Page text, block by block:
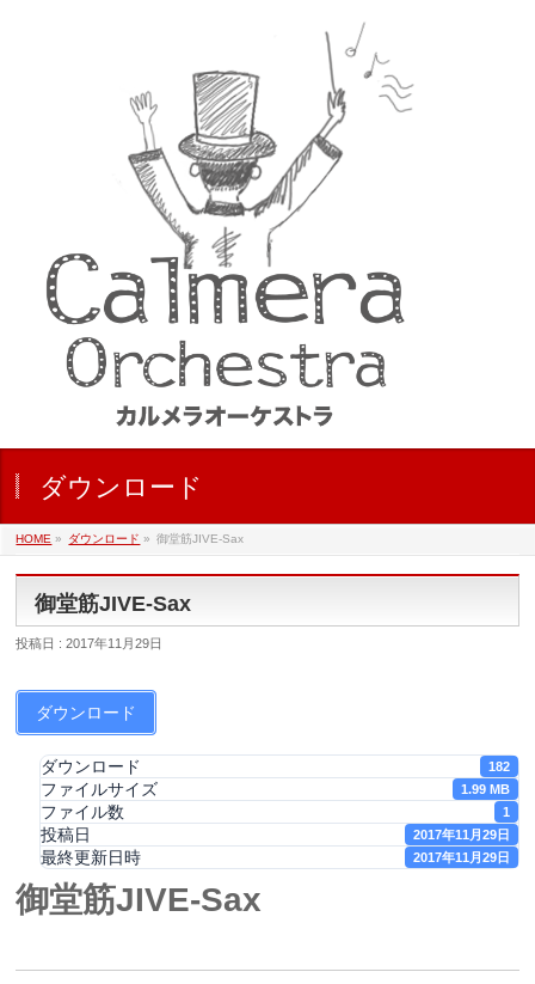
ダウンロード
HOME » ダウンロード » 御堂筋JIVE-Sax
御堂筋JIVE-Sax
投稿日 : 2017年11月29日
ダウンロード
ダウンロード 182
ファイルサイズ 1.99 MB
ファイル数 1
投稿日 2017年11月29日
最終更新日時 2017年11月29日
御堂筋JIVE-Sax